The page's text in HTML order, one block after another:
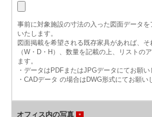
事前に対象施設の寸法の入った図面データ
いたします。
図面掲載を希望される既存家具があれば、
（W・D・H）、数量を記載の上、リストの
ます。
・データはPDFまたはJPGデータにてお願い
・CADデータ の場合はDWG形式にてお願い
オフィス内の写真 ＊